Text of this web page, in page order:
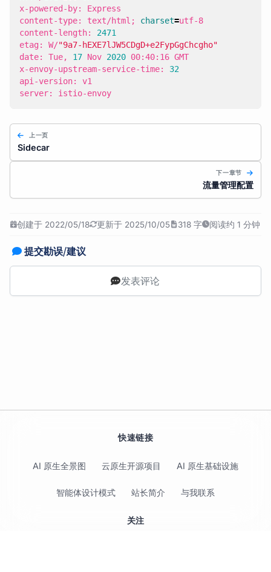
content-type: text/html ; charset=
content-length: 2471
etag: W/"9a7-hEXE7lJW5CDgD+e2FypGgChcgho"
date: Tue, 17 Nov 2020
x-envoy-upstream-service-time: 32
server: istio-envoy
上一页
Sidecar
下一章节
流量管理配置
创建于 2022/05/18 更新于 2025/10/05 318 字 阅读约 1 分钟
提交勘误/建议
发表评论
快速链接
AI 原生全景图 云原生开源项目 AI 原生基础设施
智能体设计模式 站长简介 与我联系
关注